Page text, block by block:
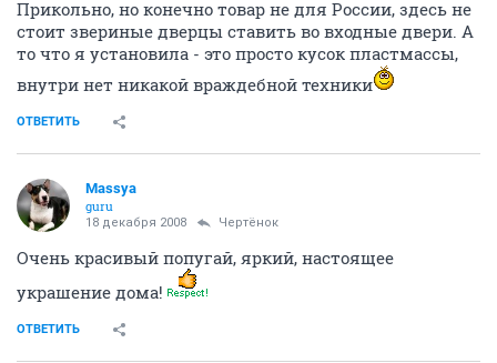
Прикольно, но конечно товар не для России, здесь не
стоит звериные дверцы ставить во входные двери. А
то что я установила - это просто кусок пластмассы,
внутри нет никакой враждебной техники
ОТВЕТИТЬ
Massya
guru
18 декабря 2008 Чeртёнок
Очень красивый попугай, яркий, настоящее
украшение дома!
ОТВЕТИТЬ